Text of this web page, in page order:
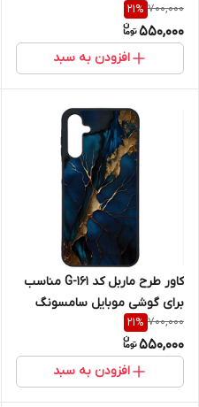
Galaxy A16 4G / A16 5G
700,000
21%
550,000
افزودن به سبد
کاور طرح ماربل کد G-161 مناسب
برای گوشی موبایل سامسونگ
Galaxy A16 4G / A16 5G
700,000
21%
550,000
افزودن به سبد